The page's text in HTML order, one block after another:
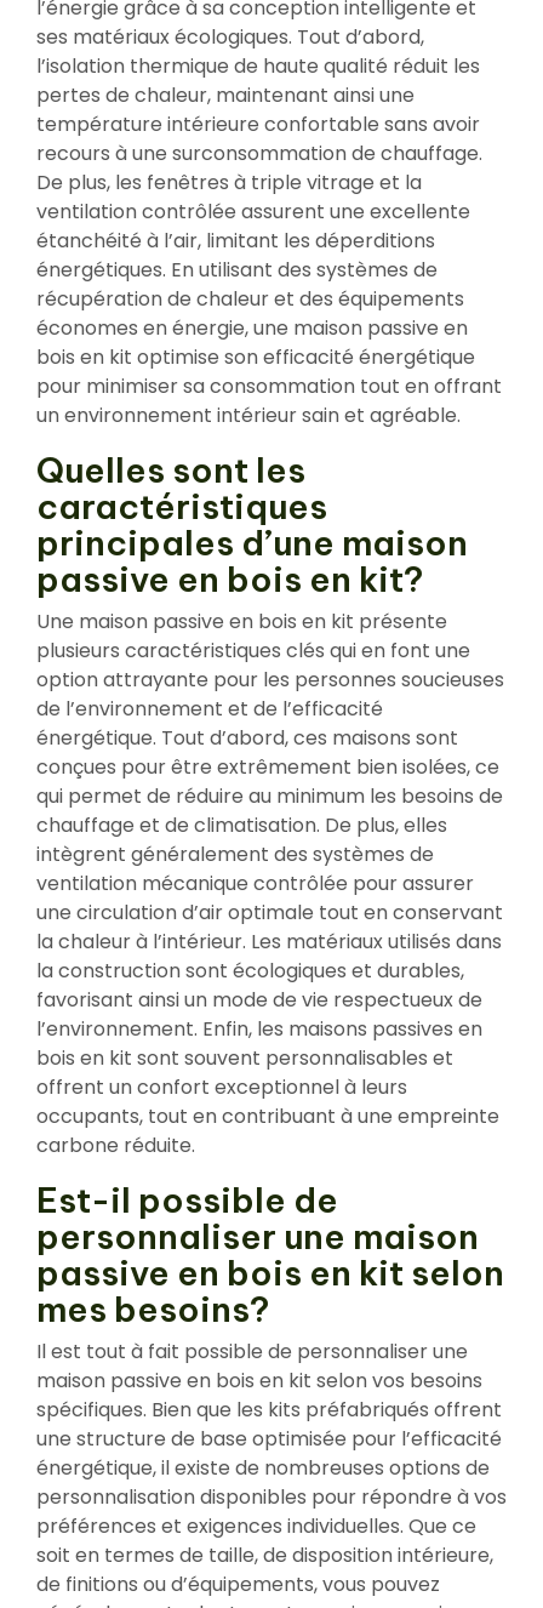
l’énergie grâce à sa conception intelligente et
ses matériaux écologiques. Tout d’abord,
l’isolation thermique de haute qualité réduit les
pertes de chaleur, maintenant ainsi une
température intérieure confortable sans avoir
recours à une surconsommation de chauffage.
De plus, les fenêtres à triple vitrage et la
ventilation contrôlée assurent une excellente
étanchéité à l’air, limitant les déperditions
énergétiques. En utilisant des systèmes de
récupération de chaleur et des équipements
économes en énergie, une maison passive en
bois en kit optimise son efficacité énergétique
pour minimiser sa consommation tout en offrant
un environnement intérieur sain et agréable.
Quelles sont les
caractéristiques
principales d’une maison
passive en bois en kit?
Une maison passive en bois en kit présente
plusieurs caractéristiques clés qui en font une
option attrayante pour les personnes soucieuses
de l’environnement et de l’efficacité
énergétique. Tout d’abord, ces maisons sont
conçues pour être extrêmement bien isolées, ce
qui permet de réduire au minimum les besoins de
chauffage et de climatisation. De plus, elles
intègrent généralement des systèmes de
ventilation mécanique contrôlée pour assurer
une circulation d’air optimale tout en conservant
la chaleur à l’intérieur. Les matériaux utilisés dans
la construction sont écologiques et durables,
favorisant ainsi un mode de vie respectueux de
l’environnement. Enfin, les maisons passives en
bois en kit sont souvent personnalisables et
offrent un confort exceptionnel à leurs
occupants, tout en contribuant à une empreinte
carbone réduite.
Est-il possible de
personnaliser une maison
passive en bois en kit selon
mes besoins?
Il est tout à fait possible de personnaliser une
maison passive en bois en kit selon vos besoins
spécifiques. Bien que les kits préfabriqués offrent
une structure de base optimisée pour l’efficacité
énergétique, il existe de nombreuses options de
personnalisation disponibles pour répondre à vos
préférences et exigences individuelles. Que ce
soit en termes de taille, de disposition intérieure,
de finitions ou d’équipements, vous pouvez